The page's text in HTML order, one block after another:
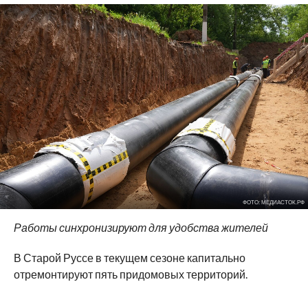
ФОТО: МЕДИАСТОК.РФ
Работы синхронизируют для удобства жителей
В Старой Руссе в текущем сезоне капитально
отремонтируют пять придомовых территорий.